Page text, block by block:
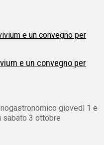
e un convegno per
giovedì 1 e
sabato 3 ottobre